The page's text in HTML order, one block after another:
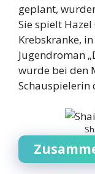
geplant,
Sie spielt
Krebskranke,
Jugendroman
wurde bei den
Schauspielerin